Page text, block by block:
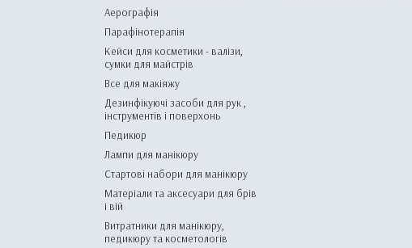
Аерографія
Парафінотерапія
Кейси для косметики - валізи,
сумки для майстрів
Все для макіяжу
Дезинфікуючі засоби для рук ,
інструментів і поверхонь
Педикюр
Лампи для манікюру
Стартові набори для манікюру
Матеріали та аксесуари для брів
і вій
Витратники для манікюру,
педикюру та косметологів